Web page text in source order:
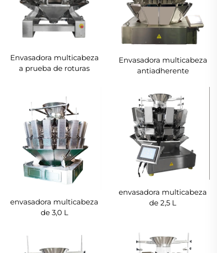
Envasadora multicabeza
a prueba de roturas
Envasadora multicabeza
antiadherente
envasadora multicabeza
de 3,0 L
envasadora multicabeza
de 2,5 L